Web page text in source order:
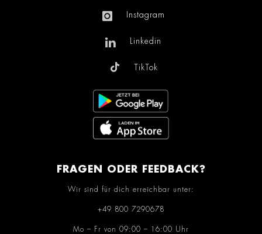
Instagram
Linkedin
TikTok
FRAGEN ODER FEEDBACK?
Wir sind für dich erreichbar unter:
+49 800 7290678
Mo – Fr von 09:00 – 16:00 Uhr